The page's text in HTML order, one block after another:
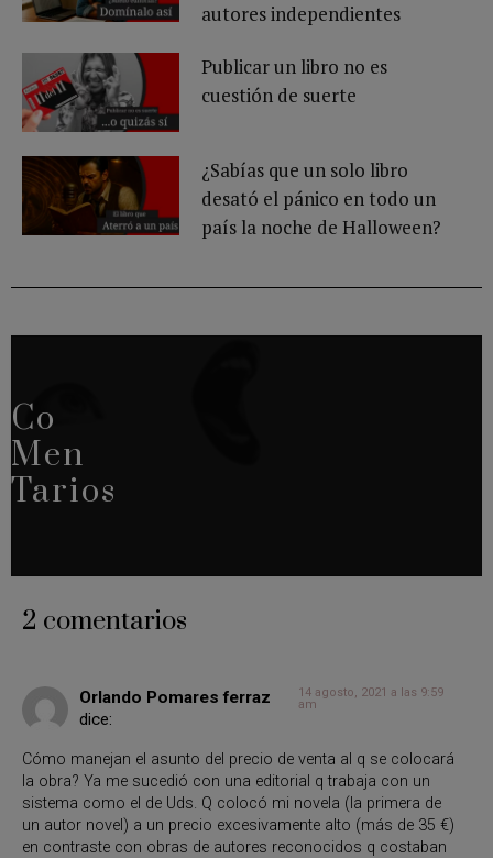
autores independientes
Publicar un libro no es
cuestión de suerte
¿Sabías que un solo libro
desató el pánico en todo un
país la noche de Halloween?
Co
Men
Tarios
2 comentarios
Orlando Pomares ferraz
dice:
14 agosto, 2021 a las 9:59
am
Cómo manejan el asunto del precio de venta al q se colocará
la obra? Ya me sucedió con una editorial q trabaja con un
sistema como el de Uds. Q colocó mi novela (la primera de
un autor novel) a un precio excesivamente alto (más de 35 €)
en contraste con obras de autores reconocidos q costaban